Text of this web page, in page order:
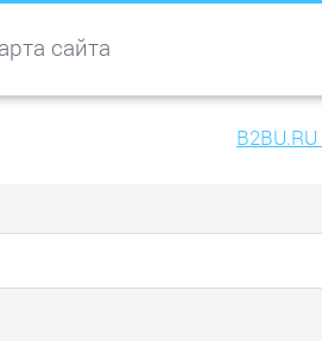
сайта
B2BU.RU